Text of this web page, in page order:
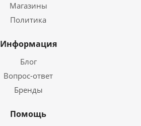
Магазины
Политика
Информация
Блог
Вопрос-ответ
Бренды
Помощь